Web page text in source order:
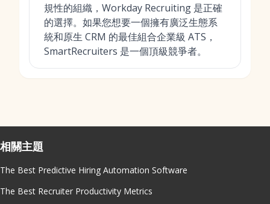
規性的組織，Workday Recruiting 是正確
的選擇。如果您想要一個擁有廣泛生態系
統和原生 CRM 的最佳組合企業級 ATS，
SmartRecruiters 是一個頂級競爭者。
相關主題
The Best Predictive Hiring Automation Software
The Best Recruiter Productivity Metrics